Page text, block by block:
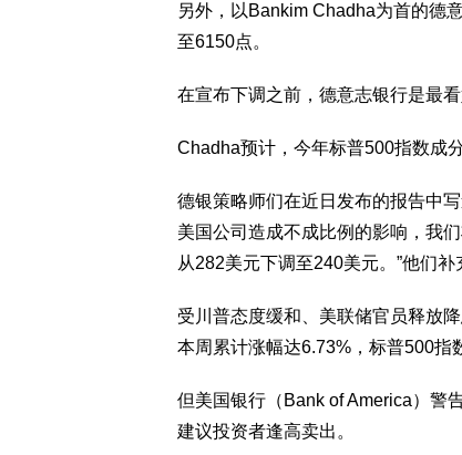
另外，以Bankim Chadha为首的德
至6150点。
在宣布下调之前，德意志银行是最看
Chadha预计，今年标普500指数成
德银策略师们在近日发布的报告中
美国公司造成不成比例的影响，我
从282美元下调至240美元。”他们
受川普态度缓和、美联储官员释放
本周累计涨幅达6.73%，标普500指
但美国银行（Bank of America）警
建议投资者逢高卖出。